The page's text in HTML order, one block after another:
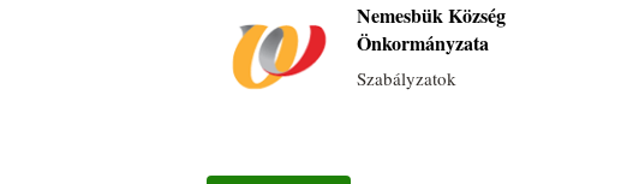
Nemesbük Község
Önkormányzata
Szabályzatok